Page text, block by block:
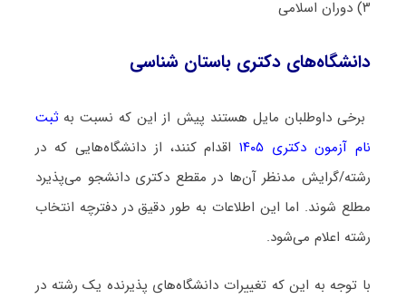
۳) دوران اسلامی
دانشگاه‌های دکتری باستان شناسی
برخی داوطلبان مایل هستند پیش از این که نسبت به ثبت
نام آزمون دکتری ۱۴۰۵
اقدام کنند، از دانشگاه‌هایی که در
رشته/گرایش مدنظر آن‌ها در مقطع دکتری دانشجو می‌پذیرد
مطلع شوند. اما این اطلاعات به طور دقیق در دفترچه انتخاب
رشته اعلام می‌شود.
با توجه به این که تغییرات دانشگاه‌های پذیرنده یک رشته در